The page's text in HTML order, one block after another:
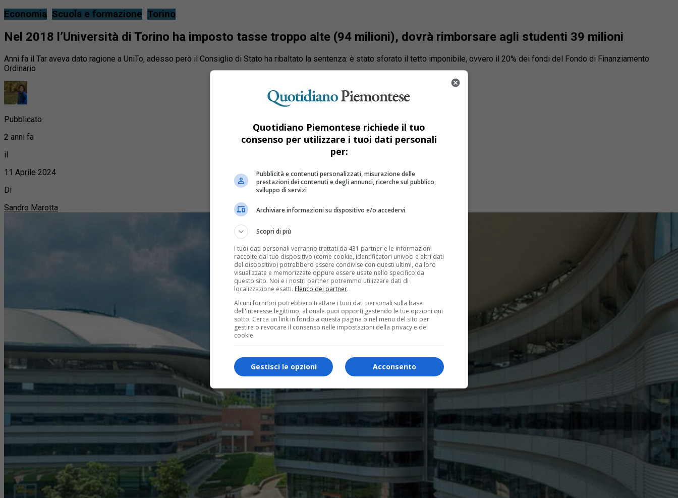
Economia Scuola e formazione Torino
Nel 2018 l’Università di Torino ha imposto tasse troppo alte (94 milioni), dovrà rimborsare agli studenti 39 milioni
Anni fa il Tar aveva dato ragione a UniTo, adesso però il Consiglio di Stato ha ribaltato la sentenza: è stato sforato il tetto imponibile, ovvero il 20% dei fondi del Fondo di Finanziamento
Ordinario
Pubblicato
2 anni fa
il
11 Aprile 2024
Di
Sandro Marotta
Quotidiano Piemontese richiede il tuo
consenso per utilizzare i tuoi dati personali
per:
Pubblicità e contenuti personalizzati, misurazione delle
prestazioni dei contenuti e degli annunci, ricerche sul pubblico,
sviluppo di servizi
Archiviare informazioni su dispositivo e/o accedervi
Scopri di più
I tuoi dati personali verranno trattati da 431 partner e le informazioni
raccolte dal tuo dispositivo (come cookie, identificatori univoci e altri dati
del dispositivo) potrebbero essere condivise con questi ultimi, da loro
visualizzate e memorizzate oppure essere usate nello specifico da
questo sito. Noi e i nostri partner potremmo utilizzare dati di
localizzazione esatti. Elenco dei partner.
Alcuni fornitori potrebbero trattare i tuoi dati personali sulla base
dell'interesse legittimo, al quale puoi opporti gestendo le tue opzioni qui
sotto. Cerca un link in fondo a questa pagina o nel menu del sito per
gestire o revocare il consenso nelle impostazioni della privacy e dei
cookie.
Acconsento
Gestisci le opzioni